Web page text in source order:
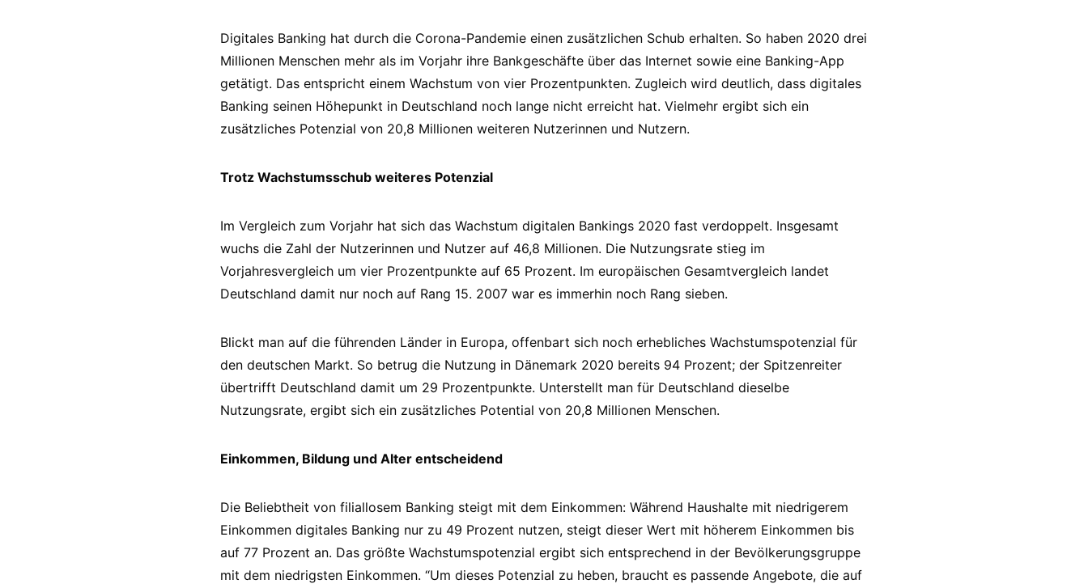
Digitales Banking hat durch die Corona-Pandemie einen zusätzlichen Schub erhalten. So haben 2020 drei
Millionen Menschen mehr als im Vorjahr ihre Bankgeschäfte über das Internet sowie eine Banking-App
getätigt. Das entspricht einem Wachstum von vier Prozentpunkten. Zugleich wird deutlich, dass digitales
Banking seinen Höhepunkt in Deutschland noch lange nicht erreicht hat. Vielmehr ergibt sich ein
zusätzliches Potenzial von 20,8 Millionen weiteren Nutzerinnen und Nutzern.
Trotz Wachstumsschub weiteres Potenzial
Im Vergleich zum Vorjahr hat sich das Wachstum digitalen Bankings 2020 fast verdoppelt. Insgesamt
wuchs die Zahl der Nutzerinnen und Nutzer auf 46,8 Millionen. Die Nutzungsrate stieg im
Vorjahresvergleich um vier Prozentpunkte auf 65 Prozent. Im europäischen Gesamtvergleich landet
Deutschland damit nur noch auf Rang 15. 2007 war es immerhin noch Rang sieben.
Blickt man auf die führenden Länder in Europa, offenbart sich noch erhebliches Wachstumspotenzial für
den deutschen Markt. So betrug die Nutzung in Dänemark 2020 bereits 94 Prozent; der Spitzenreiter
übertrifft Deutschland damit um 29 Prozentpunkte. Unterstellt man für Deutschland dieselbe
Nutzungsrate, ergibt sich ein zusätzliches Potential von 20,8 Millionen Menschen.
Einkommen, Bildung und Alter entscheidend
Die Beliebtheit von filiallosem Banking steigt mit dem Einkommen: Während Haushalte mit niedrigerem
Einkommen digitales Banking nur zu 49 Prozent nutzen, steigt dieser Wert mit höherem Einkommen bis
auf 77 Prozent an. Das größte Wachstumspotenzial ergibt sich entsprechend in der Bevölkerungsgruppe
mit dem niedrigsten Einkommen. “Um dieses Potenzial zu heben, braucht es passende Angebote, die auf